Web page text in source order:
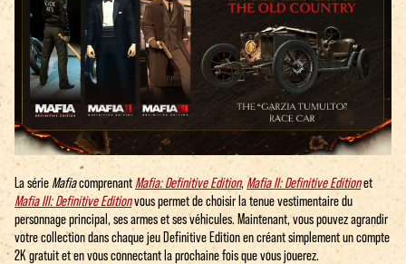
La série Mafiacomprenant Mafia: Definitive Edition, Mafia II: Definitive Editionet
Mafia III: Definitive Editionvous permet de choisir la tenue vestimentaire du
personnage principal, ses armes et ses véhicules. Maintenant, vous pouvez agrandir
votre collection dans chaque jeu Definitive Edition en créant simplement un compte
2K gratuit et en vous connectant la prochaine fois que vous jouerez.